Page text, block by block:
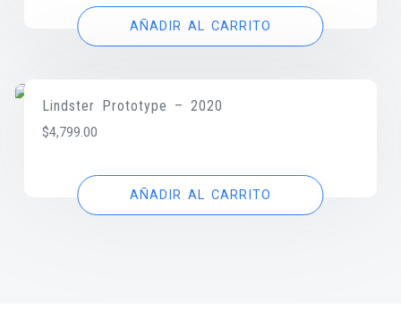
AÑADIR AL CARRITO
Lindster Prototype – 2020
$4,799.00
AÑADIR AL CARRITO